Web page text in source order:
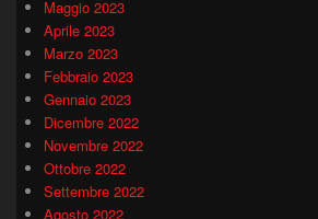
Maggio 2023
Aprile 2023
Marzo 2023
Febbraio 2023
Gennaio 2023
Dicembre 2022
Novembre 2022
Ottobre 2022
Settembre 2022
Agosto 2022